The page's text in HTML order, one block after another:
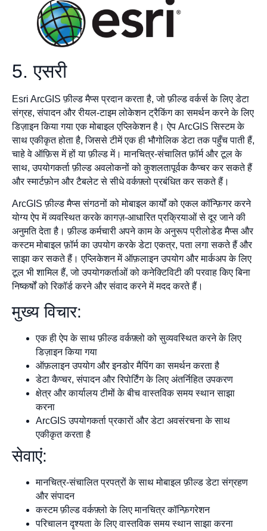
5. एसरी
Esri ArcGIS फ़ील्ड मैप्स प्रदान करता है, जो फ़ील्ड वर्कर्स के लिए डेटा
संग्रह, संपादन और रीयल-टाइम लोकेशन ट्रैकिंग का समर्थन करने के लिए
डिज़ाइन किया गया एक मोबाइल एप्लिकेशन है। ऐप ArcGIS सिस्टम के
साथ एकीकृत होता है, जिससे टीमें एक ही भौगोलिक डेटा तक पहुँच पाती हैं,
चाहे वे ऑफ़िस में हों या फ़ील्ड में। मानचित्र-संचालित फ़ॉर्म और टूल के
साथ, उपयोगकर्ता फ़ील्ड अवलोकनों को कुशलतापूर्वक कैप्चर कर सकते हैं
और स्मार्टफ़ोन और टैबलेट से सीधे वर्कफ़्लो प्रबंधित कर सकते हैं।
ArcGIS फ़ील्ड मैप्स संगठनों को मोबाइल कार्यों को एकल कॉन्फ़िगर करने
योग्य ऐप में व्यवस्थित करके कागज़-आधारित प्रक्रियाओं से दूर जाने की
अनुमति देता है। फ़ील्ड कर्मचारी अपने काम के अनुरूप प्रीलोडेड मैप्स और
कस्टम मोबाइल फ़ॉर्म का उपयोग करके डेटा एकत्र, पता लगा सकते हैं और
साझा कर सकते हैं। एप्लिकेशन में ऑफ़लाइन उपयोग और मार्कअप के लिए
टूल भी शामिल हैं, जो उपयोगकर्ताओं को कनेक्टिविटी की परवाह किए बिना
निष्कर्षों को रिकॉर्ड करने और संवाद करने में मदद करते हैं।
मुख्य विचार:
एक ही ऐप के साथ फ़ील्ड वर्कफ़्लो को सुव्यवस्थित करने के लिए
डिज़ाइन किया गया
ऑफ़लाइन उपयोग और इनडोर मैपिंग का समर्थन करता है
डेटा कैप्चर, संपादन और रिपोर्टिंग के लिए अंतर्निहित उपकरण
क्षेत्र और कार्यालय टीमों के बीच वास्तविक समय स्थान साझा
करना
ArcGIS उपयोगकर्ता प्रकारों और डेटा अवसंरचना के साथ
एकीकृत करता है
सेवाएं:
मानचित्र-संचालित प्रपत्रों के साथ मोबाइल फ़ील्ड डेटा संग्रहण
और संपादन
कस्टम फ़ील्ड वर्कफ़्लो के लिए मानचित्र कॉन्फ़िगरेशन
परिचालन दृश्यता के लिए वास्तविक समय स्थान साझा करना